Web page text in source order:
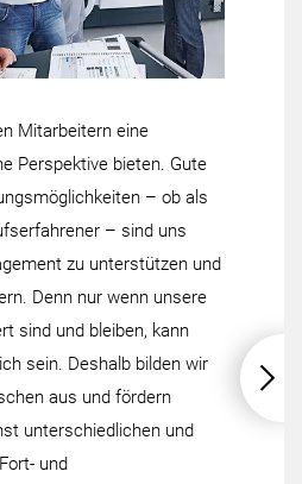
Mitarbeitern eine
Perspektive bieten. Gute
– ob als
– sind uns
zu unterstützen und
Denn nur wenn unsere
sind und bleiben, kann
sein. Deshalb bilden wir
aus und fördern
unterschiedlichen und
und